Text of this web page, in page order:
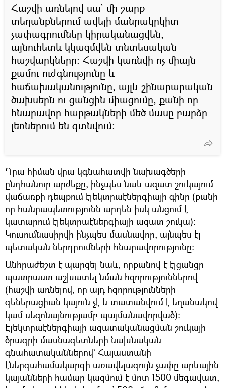
Հաշվի առնելով սա` մի շարք
տեղանքներում ավելի մանրակրկիտ
չափագրումներ կիրականացվեն,
այնուհետև կկազմվեն տնտեսական
հաշվարկները։ Հաշվի կառնվի ոչ միայն
քամու ուժգնությունը և
հաճախականությունը, այլև շինարարական
ծախսերն ու ցանցին միացումը, քանի որ
հնարավոր հարթակների մեծ մասը բարձր
լեռներում են գտնվում։
Դրա հիման վրա կգնահատվի նախագծերի
ընդհանուր արժեքը, ինչպես նաև ազատ շուկայում
վաճառքի դեպքում էլեկտրաէներգիայի գինը (քանի
որ հանրապետությունն արդեն իսկ անցում է
կատարում էլեկտրաէներգիայի ազատ շուկա)։
Կուսումնասիրվի ինչպես մասնավոր, այնպես էլ
պետական ներդրումների հնարավորությունը։
Անհրաժեշտ է պարզել նաև, որքանով է էլցանցը
պատրաստ աշխատել նման հզորություններով
(հաշվի առնելով, որ այդ հզորությունների
գեներացիան կայուն չէ և տատանվում է եղանակով
կամ սեզոնայնությամբ պայմանավորված)։
Էլեկտրաէներգիայի ազատականացման շուկայի
ծրագրի մասնագետների նախնական
գնահատականներով` Հայաստանի
էներգահամակարգի առավելագույն չափը արևային
կայանների համար կազմում է մոտ 1500 մեգավատ,